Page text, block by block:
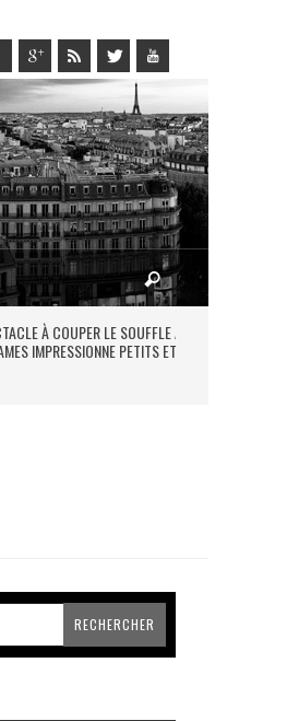
À COUPER LE SOUFFLE AU
IMPRESSIONNE PETITS ET